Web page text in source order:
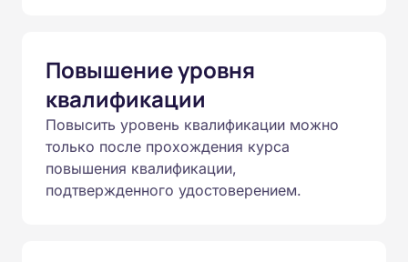
Повышение уровня
квалификации
Повысить уровень квалификации можно
только после прохождения курса
повышения квалификации,
подтвержденного удостоверением.